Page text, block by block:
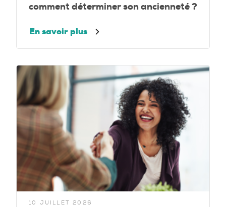
comment déterminer son ancienneté ?
En savoir plus
10 JUILLET 2026